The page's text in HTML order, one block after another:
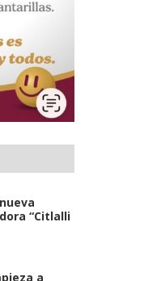
“Citlalli
a